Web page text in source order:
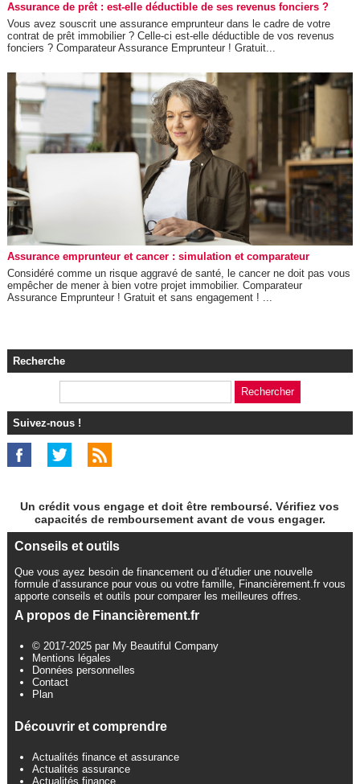
Assurance de prêt : est-elle déductible de ses revenus fonciers ?
Vous avez souscrit une assurance emprunteur dans le cadre de votre
contrat de prêt immobilier ? Celle-ci est-elle déductible de vos revenus
fonciers ? Comparateur Assurance Emprunteur ! Gratuit...
Assurance emprunteur et cancer : simulation et comparateur
Considéré comme un risque aggravé de santé, le cancer ne doit pas vous
empêcher de mener à bien votre projet immobilier. Comparateur
Assurance Emprunteur ! Gratuit et sans engagement ! ...
Recherche
Suivez-nous !
Un crédit vous engage et doit être remboursé. Vérifiez vos
capacités de remboursement avant de vous engager.
Conseils et outils
Que vous ayez besoin de financement ou d’étudier une nouvelle
formule d’assurance pour vous ou votre famille, Financièrement.fr vous
apporte conseils et outils pour comparer les meilleures offres.
A propos de Financièrement.fr
© 2017-2025 par My Beautiful Company
Mentions légales
Données personnelles
Contact
Plan
Découvrir et comprendre
Actualités finance et assurance
Actualités assurance
Actualités finance